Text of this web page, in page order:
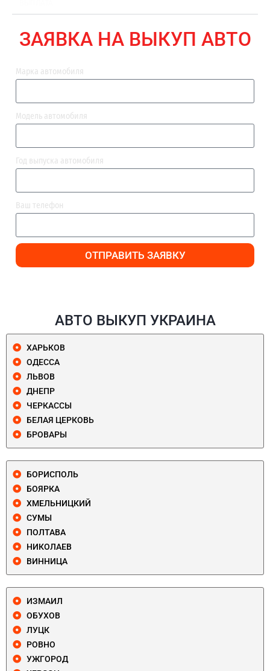
ЗАЯВКА НА ВЫКУП АВТО
Марка автомобиля
Модель автомобиля
Год выпуска автомобиля
Ваш телефон
ОТПРАВИТЬ ЗАЯВКУ
АВТО ВЫКУП УКРАИНА
ХАРЬКОВ
ОДЕССА
ЛЬВОВ
ДНЕПР
ЧЕРКАССЫ
БЕЛАЯ ЦЕРКОВЬ
БРОВАРЫ
БОРИСПОЛЬ
БОЯРКА
ХМЕЛЬНИЦКИЙ
СУМЫ
ПОЛТАВА
НИКОЛАЕВ
ВИННИЦА
ИЗМАИЛ
ОБУХОВ
ЛУЦК
РОВНО
УЖГОРОД